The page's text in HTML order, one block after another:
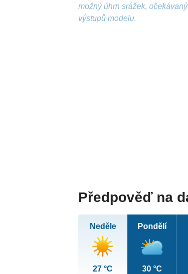
možný úhrn srážek,
výstupů modelu.
Předpověď na
Neděle
27 °C
Pondělí
30 °C